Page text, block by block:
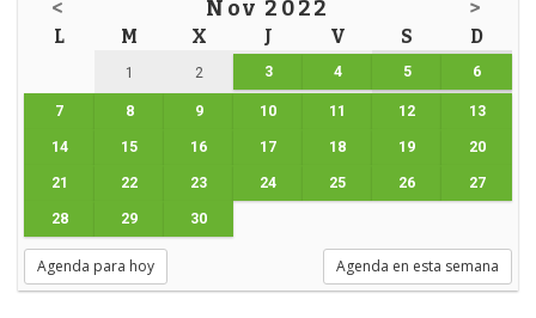
< Nov 2022 >
L M X J V S D
1 2 3 4 5 6
7 8 9 10 11 12 13
14 15 16 17 18 19 20
21 22 23 24 25 26 27
28 29 30
Agenda para hoy Agenda en esta semana